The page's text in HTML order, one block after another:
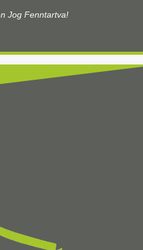
Jog Fenntartva!